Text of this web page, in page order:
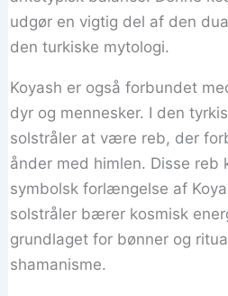
udgør en vigtig del af den
den turkiske mytologi.
Koyash er også forbundet
dyr og mennesker. I den
solstråler at være reb, der
ånder med himlen. Disse reb
symbolsk forlængelse af
solstråler bærer kosmisk
grundlaget for bønner og
shamanisme.